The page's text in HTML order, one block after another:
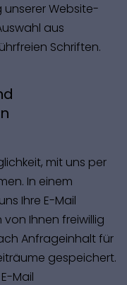
Website-
aus
Schriften.
mit uns per
In einem
Ihre E-Mail
Ihnen freiwillig
Anfrageinhalt für
gespeichert.
Mail